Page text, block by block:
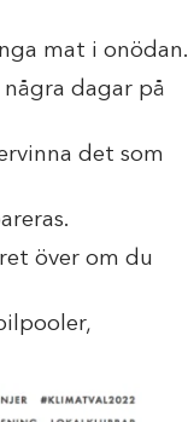
mat i onödan.
dagar på
det som
över om du